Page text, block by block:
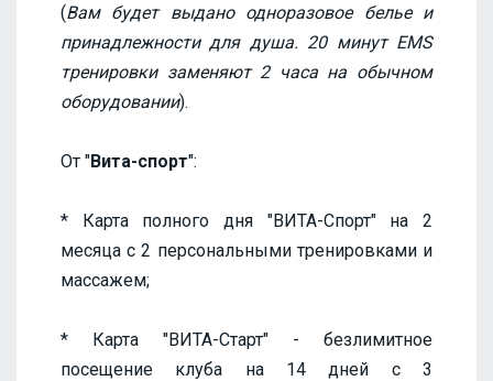
(Вам будет выдано одноразовое белье и
принадлежности для душа. 20 минут EMS
тренировки заменяют 2 часа на обычном
оборудовании).
От "Вита-спорт":
* Карта полного дня "ВИТА-Спорт" на 2
месяца с 2 персональными тренировками и
массажем;
* Карта "ВИТА-Старт" - безлимитное
посещение клуба на 14 дней с 3